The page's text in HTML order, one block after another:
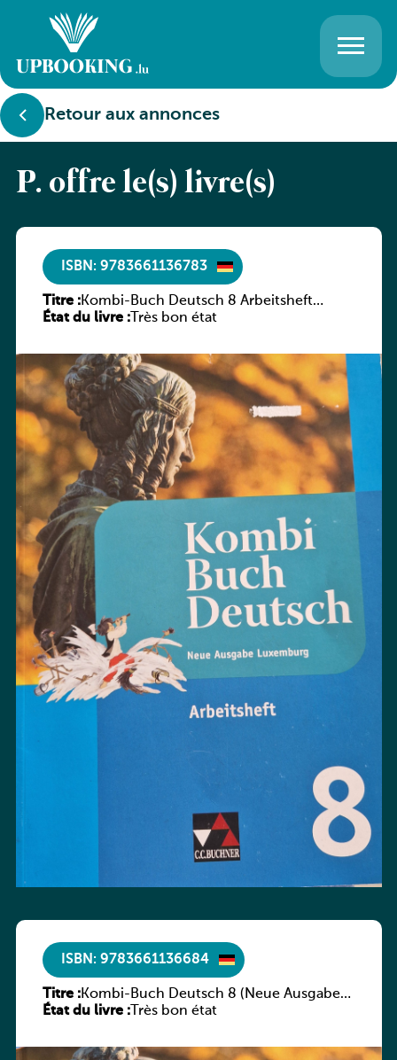
Retour aux annonces
P. offre le(s) livre(s)
ISBN: 9783661136783
Titre :Kombi-Buch Deutsch 8 Arbeitsheft
(Neue Ausgabe Luxemburg)
État du livre :Très bon état
ISBN: 9783661136684
Titre :Kombi-Buch Deutsch 8 (Neue Ausgabe
Luxemburg)
État du livre :Très bon état